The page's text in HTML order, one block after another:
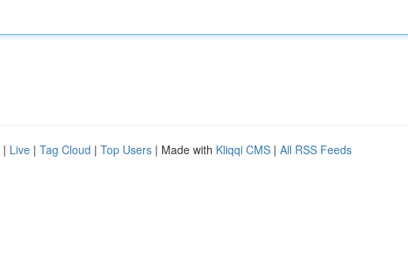
| Live | Tag Cloud | Top Users | Made with Kliqqi CMS | All RSS Feeds